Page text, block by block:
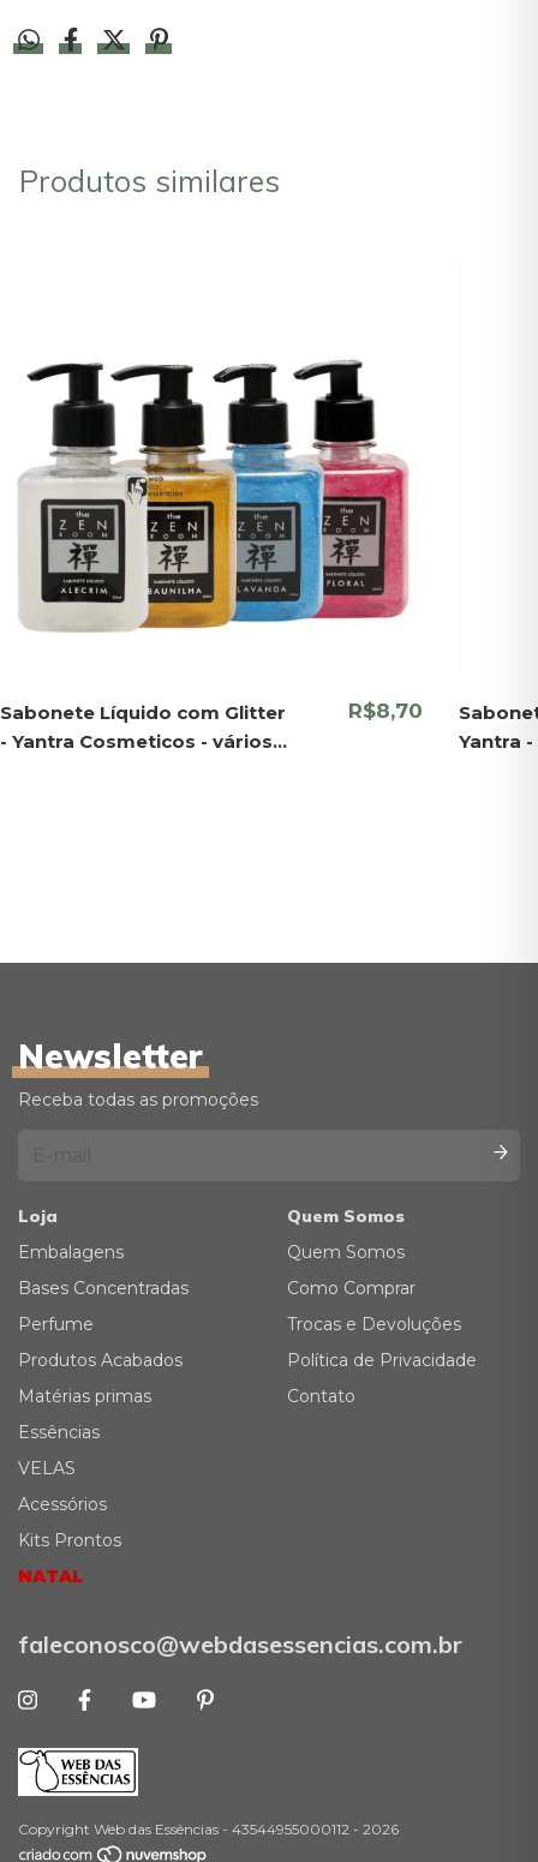
Produtos similares
Sabonete Líquido com Glitter
- Yantra Cosmeticos - vários
R$8,70
Yantra
Newsletter
Receba todas as promoções
Loja
Embalagens
Bases Concentradas
Perfume
Produtos Acabados
Matérias primas
Essências
VELAS
Acessórios
Kits Prontos
NATAL
Quem Somos
Quem Somos
Como Comprar
Trocas e Devoluções
Política de Privacidade
Contato
faleconosco@webdasessencias.com.br
Copyright Web das Essências - 43544955000112 - 2026